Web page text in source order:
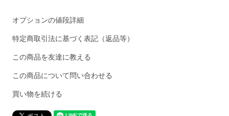
オプションの値段詳細
特定商取引法に基づく表記（返品等）
この商品を友達に教える
この商品について問い合わせる
買い物を続ける